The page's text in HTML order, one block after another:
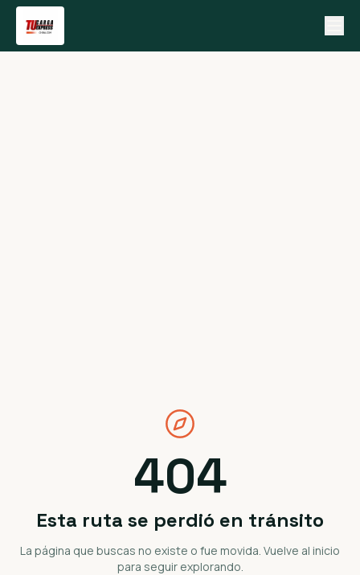
404
Esta ruta se perdió en tránsito
La página que buscas no existe o fue movida. Vuelve al inicio
para seguir explorando.